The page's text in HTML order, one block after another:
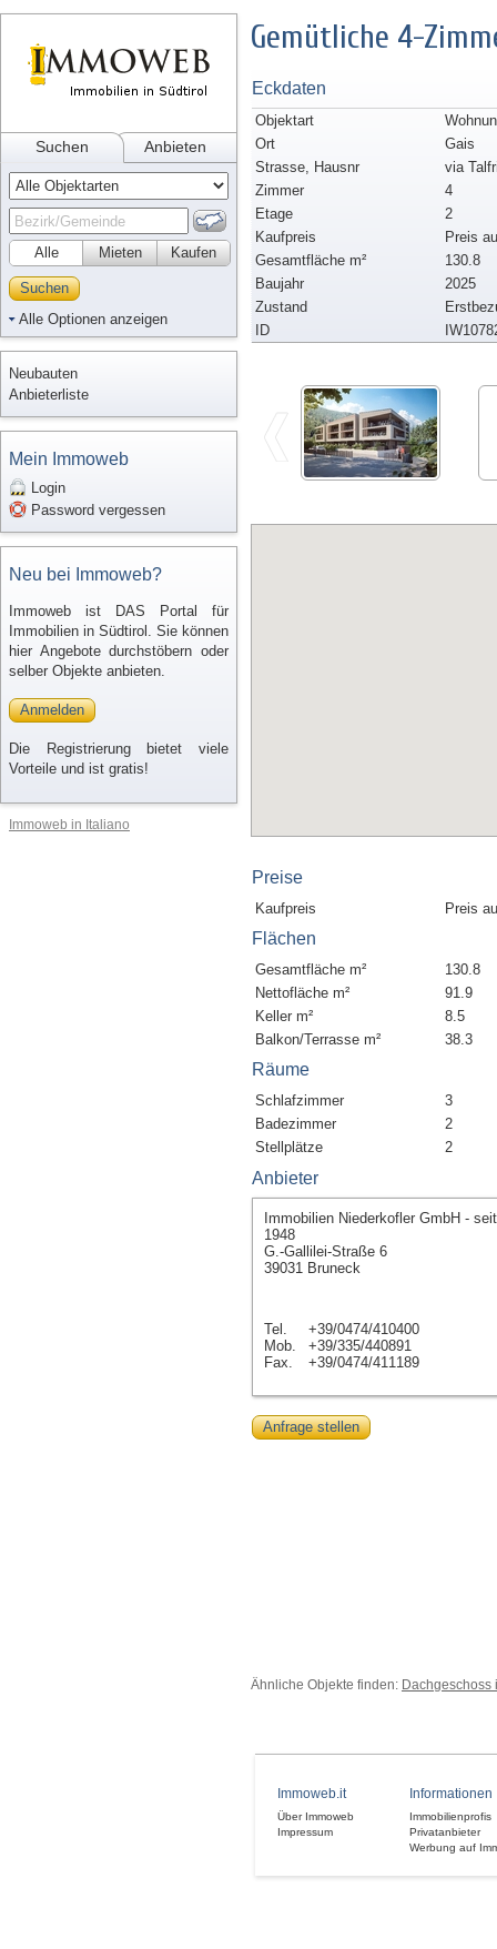
Suchen Anbieten
Alle Kaufen
Mieten
Suchen
Alle Optionen anzeigen
Neubauten
Anbieterliste
Mein Immoweb
Login
Password vergessen
Neu bei Immoweb?
Immoweb ist DAS Portal für
Immobilien in Südtirol. Sie können
hier Angebote durchstöbern oder
selber Objekte anbieten.
Anmelden
Die Registrierung bietet viele
Vorteile und ist gratis!
Immoweb in Italiano
Gemütliche 4-
Eckdaten
Objektart
Ort
Gais
Strasse, Hausnr
via
Zimmer
4
Etage
2
Kaufpreis
Preis
Gesamtfläche m²
130.8
Baujahr
2025
Zustand
ID
Preise
Kaufpreis Preis
Flächen
Gesamtfläche m²
130.8
Nettofläche m²
91.9
Keller m²
8.5
Balkon/Terrasse m²
38.3
Räume
Schlafzimmer
3
Badezimmer
2
Stellplätze
2
Anbieter
Immobilien Niederkofler GmbH - seit
1948
G.-Gallilei-Straße 6
39031 Bruneck
Tel.
+39/0474/410400
Mob.
+39/335/440891
Fax.
+39/0474/411189
Anfrage stellen
Ähnliche Objekte finden: Dachgeschoss
Immoweb.it
Über Immoweb
Impressum
Informationen
Immobilienprofis
Privatanbieter
Werbung auf